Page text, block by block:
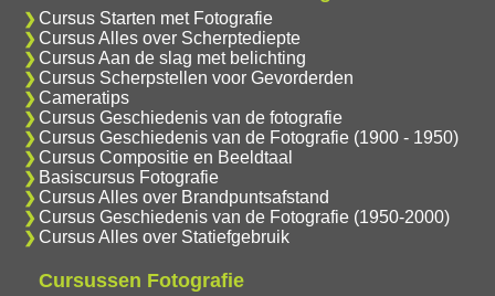
Cursus Starten met Fotografie
Cursus Alles over Scherptediepte
Cursus Aan de slag met belichting
Cursus Scherpstellen voor Gevorderden
Cameratips
Cursus Geschiedenis van de fotografie
Cursus Geschiedenis van de Fotografie (1900 - 1950)
Cursus Compositie en Beeldtaal
Basiscursus Fotografie
Cursus Alles over Brandpuntsafstand
Cursus Geschiedenis van de Fotografie (1950-2000)
Cursus Alles over Statiefgebruik
Cursussen Fotografie